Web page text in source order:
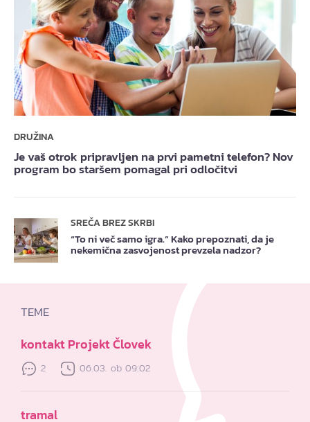
DRUŽINA
Je vaš otrok pripravljen na prvi pametni telefon? Nov
program bo staršem pomagal pri odločitvi
SREČA BREZ SKRBI
“To ni več samo igra.” Kako prepoznati, da je
nekemična zasvojenost prevzela nadzor?
TEME
kontakt Projekt Človek
2 06.03. ob 09:02
tramal